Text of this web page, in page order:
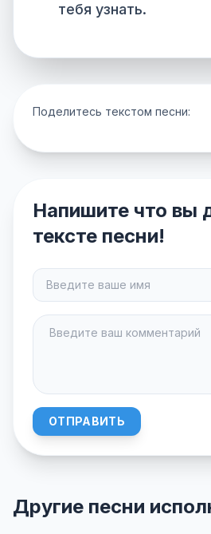
тебя узнать.
Поделитесь текстом песни:
Напишите что вы
тексте песни!
ОТПРАВИТЬ
Другие песни